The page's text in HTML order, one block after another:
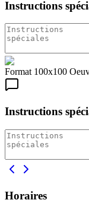
Instructions
Format 100x100
Instructions
Horaires